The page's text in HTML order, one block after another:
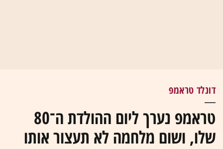
דונלד טראמפ
טראמפ נערך ליום ההולדת ה־80
שלו, ושום מלחמה לא תעצור אותו